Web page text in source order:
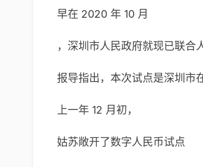
早在 2020 年 10 月
，深圳市人民政府就现已联合
报导指出，本次试点是深圳市
上一年 12 月初，
姑苏敞开了数字人民币试点